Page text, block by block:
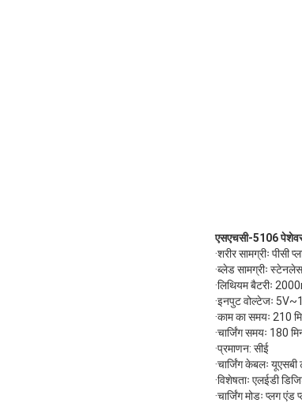
एसएचसी-5106
·शरीर सामग्रीः पीसी
·ब्लेड सामग्रीः
·लिथियम बैटरीः
·इनपुट वोल्टेजः
·काम का समयः 210
·चार्जिंग समयः 180
·प्रमाणन: सीई
·चार्जिंग केबलः यूएसबी
·विशेषताः एलईडी
·चार्जिंग मोडः प्लग एंड